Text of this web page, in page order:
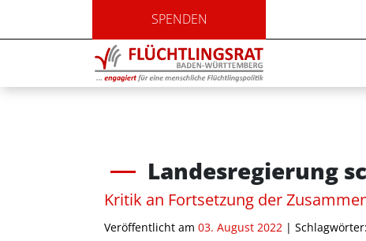
SPENDEN
Landesregierung
Kritik an Fortsetzung der
Veröffentlicht am 03. August 2022 | Schlagwörter: